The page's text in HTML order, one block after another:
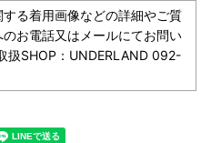
する着用画像などの詳細やご質
お電話又はメールにてお問い
扱SHOP：UNDERLAND 092-